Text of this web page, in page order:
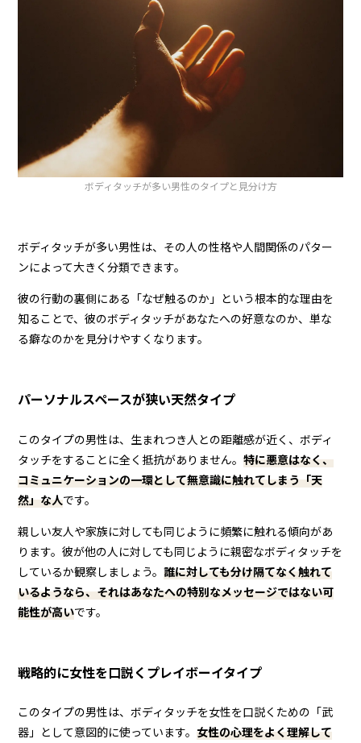
ボディタッチが多い男性のタイプと見分け方
ボディタッチが多い男性は、その人の性格や人間関係のパター
ンによって大きく分類できます。
彼の行動の裏側にある「なぜ触るのか」という根本的な理由を
知ることで、彼のボディタッチがあなたへの好意なのか、単な
る癖なのかを見分けやすくなります。
パーソナルスペースが狭い天然タイプ
このタイプの男性は、生まれつき人との距離感が近く、ボディ
タッチをすることに全く抵抗がありません。特に悪意はなく、
コミュニケーションの一環として無意識に触れてしまう「天
然」な人です。
親しい友人や家族に対しても同じように頻繁に触れる傾向があ
ります。彼が他の人に対しても同じように親密なボディタッチを
しているか観察しましょう。誰に対しても分け隔てなく触れて
いるようなら、それはあなたへの特別なメッセージではない可
能性が高いです。
戦略的に女性を口説くプレイボーイタイプ
このタイプの男性は、ボディタッチを女性を口説くための「武
器」として意図的に使っています。女性の心理をよく理解して